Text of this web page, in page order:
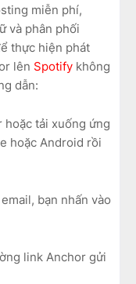
miễn phí,
và phân phối
thực hiện phát
lên Spotify không
dẫn:
hoặc tải xuống ứng
hoặc Android rồi
bạn nhấn vào
link Anchor gửi